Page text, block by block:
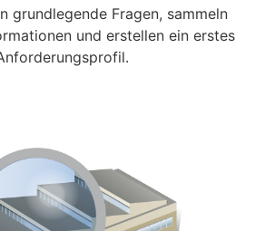
grundlegende Fragen, sammeln
und erstellen ein erstes